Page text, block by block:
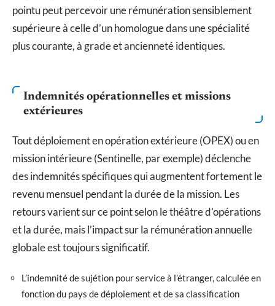
pointu peut percevoir une rémunération sensiblement
supérieure à celle d’un homologue dans une spécialité
plus courante, à grade et ancienneté identiques.
Indemnités opérationnelles et missions
extérieures
Tout déploiement en opération extérieure (OPEX) ou en
mission intérieure (Sentinelle, par exemple) déclenche
des indemnités spécifiques qui augmentent fortement le
revenu mensuel pendant la durée de la mission. Les
retours varient sur ce point selon le théâtre d’opérations
et la durée, mais l’impact sur la rémunération annuelle
globale est toujours significatif.
L’indemnité de sujétion pour service à l’étranger, calculée en
fonction du pays de déploiement et de sa classification